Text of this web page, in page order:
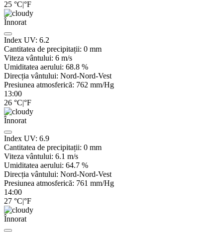
25 °C|°F
Înnorat
Index UV: 6.2
Cantitatea de precipitații: 0 mm
Viteza vântului: 6 m/s
Umiditatea aerului: 68.8 %
Direcția vântului: Nord-Nord-Vest
Presiunea atmosferică: 762 mm/Hg
13:00
26 °C|°F
Înnorat
Index UV: 6.9
Cantitatea de precipitații: 0 mm
Viteza vântului: 6.1 m/s
Umiditatea aerului: 64.7 %
Direcția vântului: Nord-Nord-Vest
Presiunea atmosferică: 761 mm/Hg
14:00
27 °C|°F
Înnorat